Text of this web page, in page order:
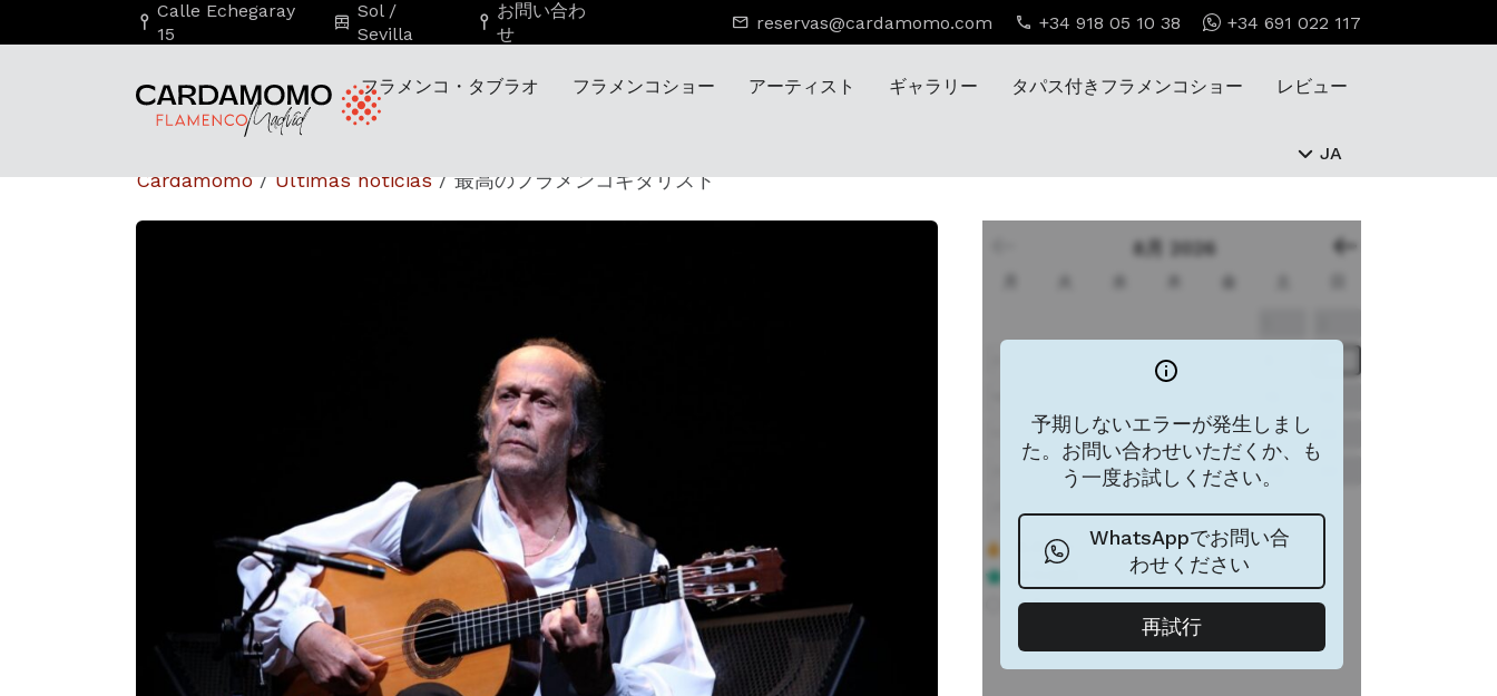
Calle Echegaray
15
Sol /
Sevilla
お問い合わ
せ
reservas@cardamomo.com +34 918 05 10 38 +34 691 022 117
フラメンコ・タブラオ フラメンコショー アーティスト ギャラリー タパス付きフラメンコショー レビュー
JA
Cardamomo/Últimas noticias/最高のフラメンコギタリスト